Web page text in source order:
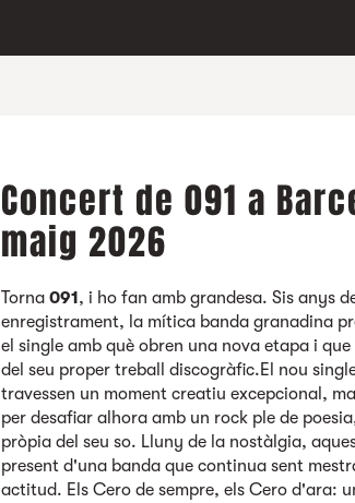
Concert de 091 a
maig 2026
Torna091, i ho fan amb grandesa. Sis anys
enregistrament, la mítica banda granadina
el single amb què obren una nova etapa i
del seu proper treball discogràfic.El nou
travessen un moment creatiu excepcional,
per desafiar alhora amb un rock ple de
pròpia del seu so. Lluny de la nostàlgia,
present d'una banda que continua sent
actitud. Els Cero de sempre, els Cero d'ara: